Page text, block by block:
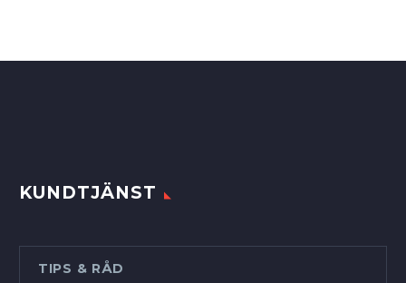
KUNDTJÄNST
TIPS & RÅD